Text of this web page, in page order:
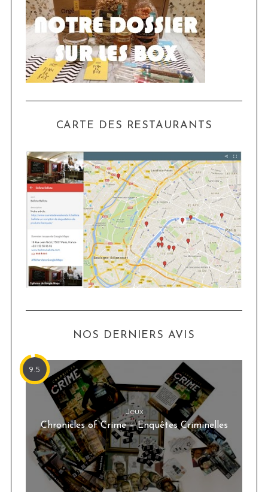
CARTE DES RESTAURANTS
NOS DERNIERS AVIS
9.5
Jeux
Chronicles of Crime – Enquêtes Criminelles